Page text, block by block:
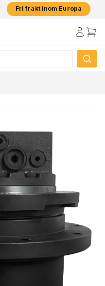
Fri frakt inom Europa